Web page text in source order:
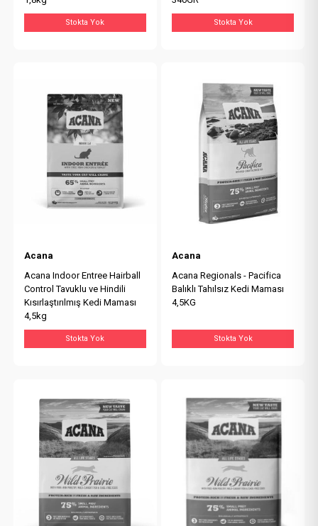
Stokta Yok Stokta Yok
Acana
Acana Indoor Entree Hairball
Control Tavuklu ve Hindili
Kısırlaştırılmış Kedi Maması
4,5kg
Stokta Yok
Acana
Acana Regionals - Pacifica
Balıklı Tahılsız Kedi Maması
4,5KG
Stokta Yok